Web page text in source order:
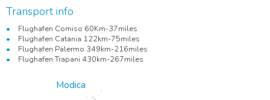
Transport info
Flughafen Comiso 60Km-37miles
Flughafen Catania 122km-75miles
Flughafen Palermo 349km-216miles
Flughafen Trapani 430km-267miles
Modica